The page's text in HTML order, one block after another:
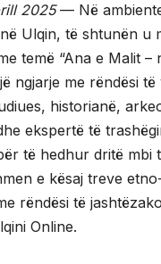
2025— Në
Ulqin, të shtunën u
temë “Ana e Malit –
ngjarje me rëndësi të
historianë,
ekspertë të
të hedhur dritë mbi
e kësaj treve
rëndësi të
Online.